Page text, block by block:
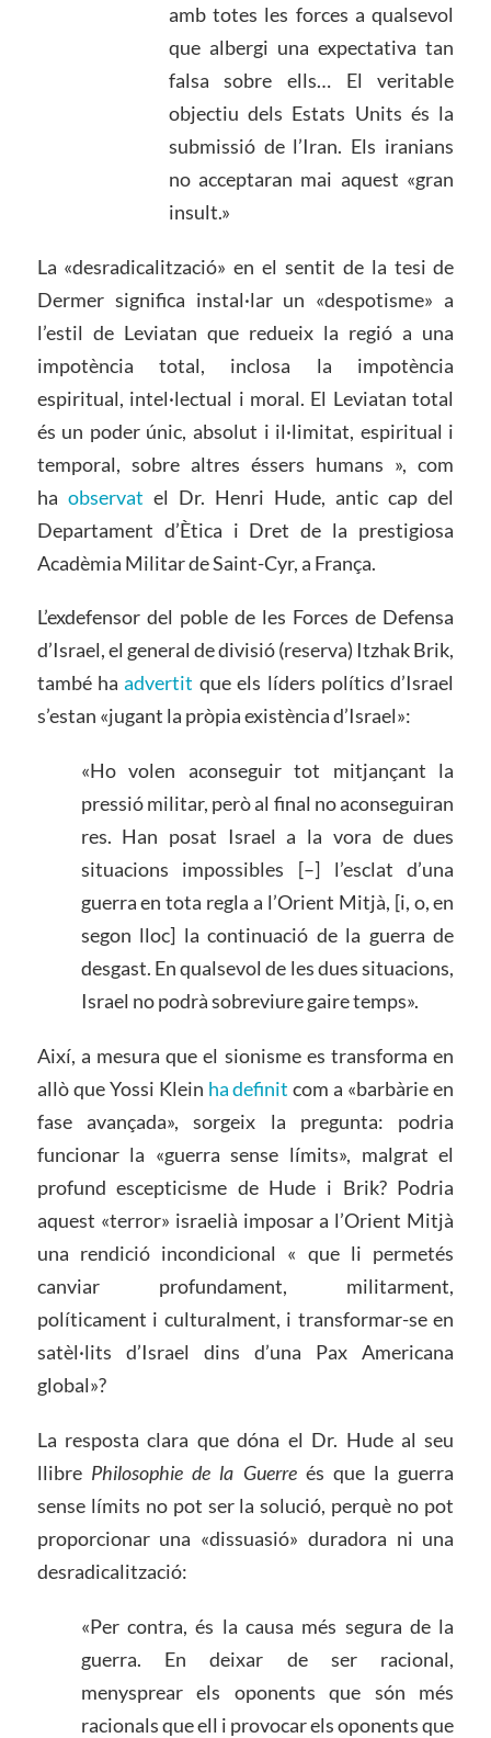
amb totes les forces a qualsevol
que albergi una expectativa tan
falsa sobre ells… El veritable
objectiu dels Estats Units és la
submissió de l’Iran. Els iranians
no acceptaran mai aquest «gran
insult.»
La «desradicalització» en el sentit de la tesi de
Dermer significa instal·lar un «despotisme» a
l’estil de Leviatan que redueix la regió a una
impotència total, inclosa la impotència
espiritual, intel·lectual i moral. El Leviatan total
és un poder únic, absolut i il·limitat, espiritual i
temporal, sobre altres éssers humans », com
ha observat el Dr. Henri Hude, antic cap del
Departament d’Ètica i Dret de la prestigiosa
Acadèmia Militar de Saint-Cyr, a França.
L’exdefensor del poble de les Forces de Defensa
d’Israel, el general de divisió (reserva) Itzhak Brik,
també haadvertit que els líders polítics d’Israel
s’estan «jugant la pròpia existència d’Israel»:
«Ho volen aconseguir tot mitjançant la
pressió militar, però al final no aconseguiran
res. Han posat Israel a la vora de dues
situacions impossibles [–] l’esclat d’una
guerra en tota regla a l’Orient Mitjà, [i, o, en
segon lloc] la continuació de la guerra de
desgast. En qualsevol de les dues situacions,
Israel no podrà sobreviure gaire temps».
Així, a mesura que el sionisme es transforma en
allò que Yossi Klein ha definit com a «barbàrie en
fase avançada», sorgeix la pregunta: podria
funcionar la «guerra sense límits», malgrat el
profund escepticisme de Hude i Brik? Podria
aquest «terror» israelià imposar a l’Orient Mitjà
una rendició incondicional « que li permetés
canviar profundament, militarment,
políticament i culturalment, i transformar-se en
satèl·lits d’Israel dins d’una Pax Americana
global»?
La resposta clara que dóna el Dr. Hude al seu
llibre Philosophie de la Guerreés que la guerra
sense límits no pot ser la solució, perquè no pot
proporcionar una «dissuasió» duradora ni una
desradicalització:
«Per contra, és la causa més segura de la
guerra. En deixar de ser racional,
menysprear els oponents que són més
racionals que ell i provocar els oponents que